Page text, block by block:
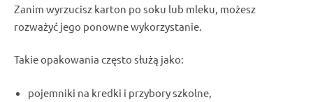
Zanim wyrzucisz karton po soku lub mleku, możesz
rozważyć jego ponowne wykorzystanie.
Takie opakowania często służą jako:
pojemniki na kredki i przybory szkolne,